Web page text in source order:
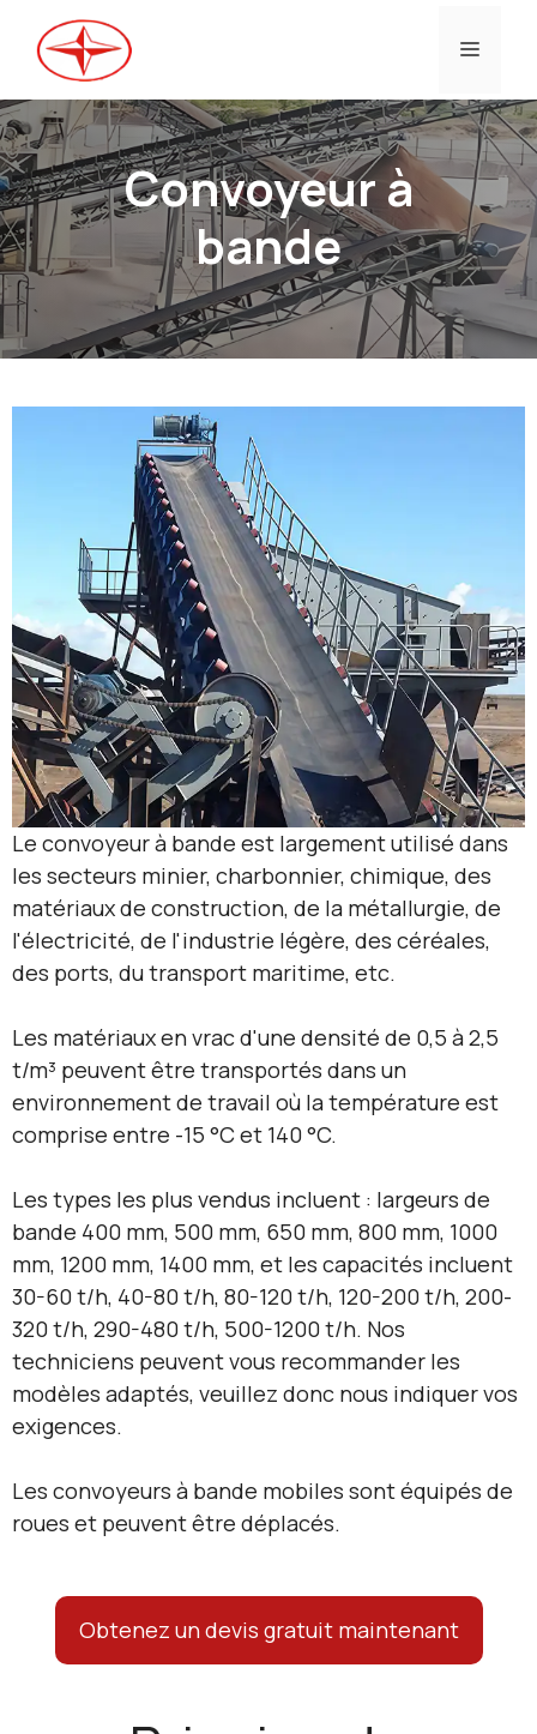
contenu
Menu
Convoyeur à
bande
Le convoyeur à bande est largement utilisé dans
les secteurs minier, charbonnier, chimique, des
matériaux de construction, de la métallurgie, de
l'électricité, de l'industrie légère, des céréales,
des ports, du transport maritime, etc.
Les matériaux en vrac d'une densité de 0,5 à 2,5
t/m³ peuvent être transportés dans un
environnement de travail où la température est
comprise entre -15 °C et 140 °C.
Les types les plus vendus incluent : largeurs de
bande 400 mm, 500 mm, 650 mm, 800 mm, 1000
mm, 1200 mm, 1400 mm, et les capacités incluent
30-60 t/h, 40-80 t/h, 80-120 t/h, 120-200 t/h, 200-
320 t/h, 290-480 t/h, 500-1200 t/h. Nos
techniciens peuvent vous recommander les
modèles adaptés, veuillez donc nous indiquer vos
exigences.
Les convoyeurs à bande mobiles sont équipés de
roues et peuvent être déplacés.
Obtenez un devis gratuit maintenant